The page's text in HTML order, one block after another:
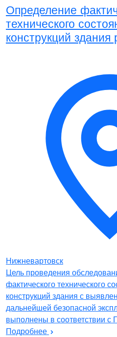
Определение
технического
конструкций
Нижневартовск
Цель проведения
фактического технического
конструкций здания с
дальнейшей безопасной
выполнены в соответствии
Подробнее